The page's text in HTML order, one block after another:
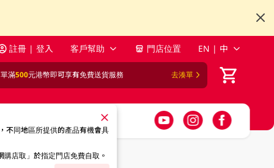
註冊 | 登入 客戶幫助 門店位置 EN | 中
滿500元港幣即可享有免費送貨服務 去湊單
不同地區所提供的產品有機會具
店取」於指定門店免費自取。